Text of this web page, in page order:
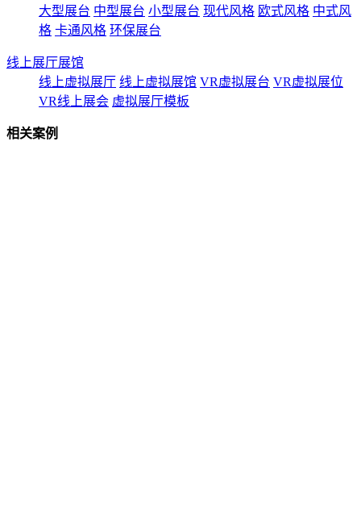
大型展台 中型展台 小型展台 现代风格 欧式风格 中式风
格 卡通风格 环保展台
线上展厅展馆
线上虚拟展厅 线上虚拟展馆 VR虚拟展台 VR虚拟展位
VR线上展会 虚拟展厅模板
相关案例